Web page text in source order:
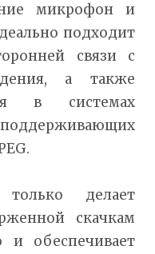
микрофон и
подходит
связи с
а также
в системах
делает
скачкам
обеспечивает